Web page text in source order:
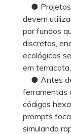
● Projetos
devem
por fundos
discretos,
ecológicas
em
● Antes de
ferramentas
códigos
prompts
simulando